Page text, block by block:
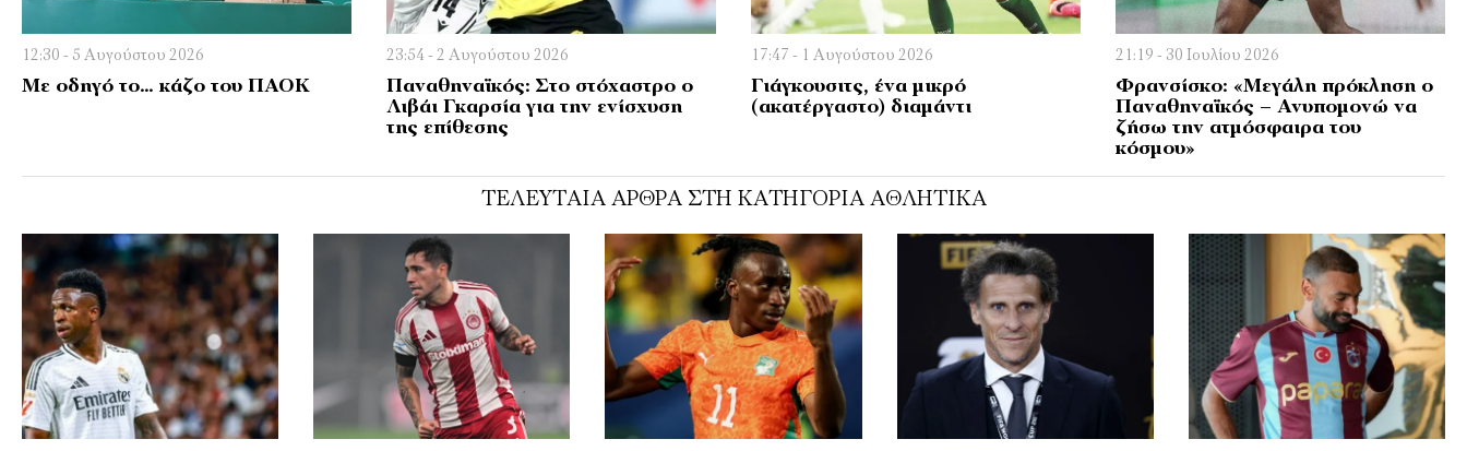
12:30 - 5 Αυγούστου 2026
Με οδηγό το… κάζο του ΠΑΟΚ
23:54 - 2 Αυγούστου 2026
Παναθηναϊκός: Στο στόχαστρο ο
Λιβάι Γκαρσία για την ενίσχυση
της επίθεσης
17:47 - 1 Αυγούστου 2026
Γιάγκουσιτς, ένα μικρό
(ακατέργαστο) διαμάντι
21:19 - 30 Ιουλίου 2026
Φρανσίσκο: «Μεγάλη πρόκληση ο
Παναθηναϊκός – Ανυπομονώ να
ζήσω την ατμόσφαιρα του
κόσμου»
ΤΕΛΕΥΤΑΊΑ ΆΡΘΡΑ ΣΤΗ ΚΑΤΗΓΟΡΊΑ ΑΘΛΗΤΙΚΆ